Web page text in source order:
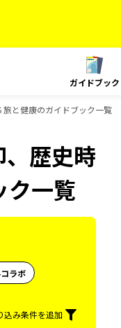
ガイドブック
と健康のガイドブック一覧
歴史時
ク一覧
ラボ
込み条件を追加